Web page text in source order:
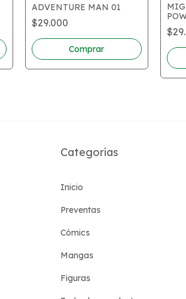
ADVENTURE MAN 01
$29.000
Categorías
Inicio
Preventas
Cómics
Mangas
Figuras